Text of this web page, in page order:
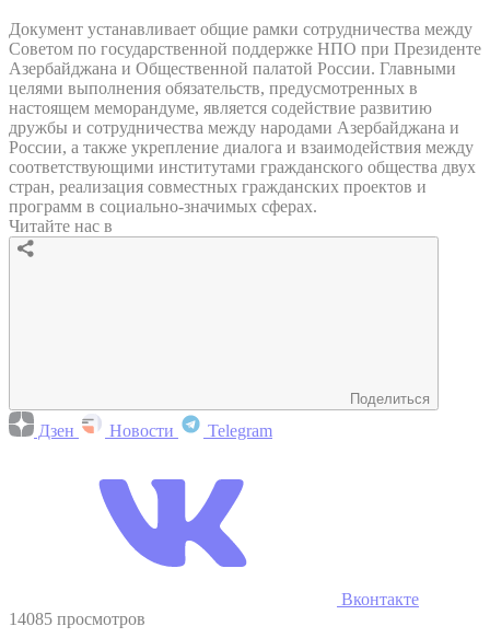
Документ устанавливает общие рамки сотрудничества между
Советом по государственной поддержке НПО при Президенте
Азербайджана и Общественной палатой России. Главными
целями выполнения обязательств, предусмотренных в
настоящем меморандуме, является содействие развитию
дружбы и сотрудничества между народами Азербайджана и
России, а также укрепление диалога и взаимодействия между
соответствующими институтами гражданского общества двух
стран, реализация совместных гражданских проектов и
программ в социально-значимых сферах.
Читайте нас в
Поделиться
Дзен Новости Telegram
Вконтакте
14085 просмотров